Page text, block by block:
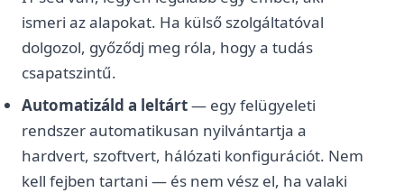
ismeri az alapokat. Ha külső szolgáltatóval
dolgozol, győződj meg róla, hogy a tudás
csapatszintű.
Automatizáld a leltárt— egy felügyeleti
rendszer automatikusan nyilvántartja a
hardvert, szoftvert, hálózati konfigurációt. Nem
kell fejben tartani — és nem vész el, ha valaki